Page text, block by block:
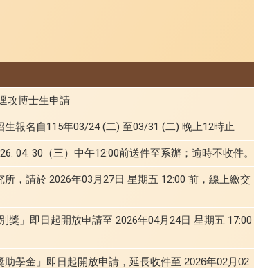
攻博士生申請
報名自115年03/24 (二) 至03/31 (二) 晚上12時止
04. 30（三）中午12:00前送件至系辦；逾時不收件。
，請於 2026年03月27日 星期五 12:00 前，線上繳交
獎」即日起開放申請至 2026年04月24日 星期五 17:00
學金」即日起開放申請， 延長收件至 2026年02月02